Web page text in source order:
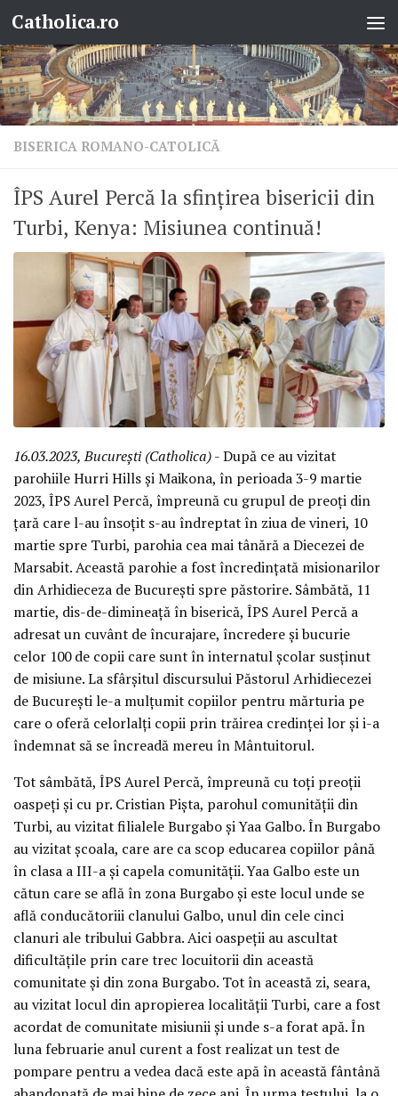
Skip to content
Catholica.ro
BISERICA ROMANO-CATOLICĂ
ÎPS Aurel Percă la sfințirea bisericii din
Turbi, Kenya: Misiunea continuă!
16.03.2023, București (Catholica)- După ce au vizitat
parohiile Hurri Hills și Maikona, în perioada 3-9 martie
2023, ÎPS Aurel Percă, împreună cu grupul de preoți din
țară care l-au însoțit s-au îndreptat în ziua de vineri, 10
martie spre Turbi, parohia cea mai tânără a Diecezei de
Marsabit. Această parohie a fost încredințată misionarilor
din Arhidieceza de București spre păstorire. Sâmbătă, 11
martie, dis-de-dimineață în biserică, ÎPS Aurel Percă a
adresat un cuvânt de încurajare, încredere și bucurie
celor 100 de copii care sunt în internatul școlar susținut
de misiune. La sfârșitul discursului Păstorul Arhidiecezei
de București le-a mulțumit copiilor pentru mărturia pe
care o oferă celorlalți copii prin trăirea credinței lor și i-a
îndemnat să se încreadă mereu în Mântuitorul.
Tot sâmbătă, ÎPS Aurel Percă, împreună cu toți preoții
oaspeți și cu pr. Cristian Pișta, parohul comunității din
Turbi, au vizitat filialele Burgabo și Yaa Galbo. În Burgabo
au vizitat școala, care are ca scop educarea copiilor până
în clasa a III-a și capela comunității. Yaa Galbo este un
cătun care se află în zona Burgabo și este locul unde se
află conducătoriii clanului Galbo, unul din cele cinci
clanuri ale tribului Gabbra. Aici oaspeții au ascultat
dificultățile prin care trec locuitorii din această
comunitate și din zona Burgabo. Tot în această zi, seara,
au vizitat locul din apropierea localității Turbi, care a fost
acordat de comunitate misiunii și unde s-a forat apă. În
luna februarie anul curent a fost realizat un test de
pompare pentru a vedea dacă este apă în această fântână